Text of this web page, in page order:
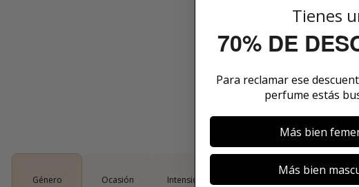
Género Ocasión Intensidad
Tienes
70% DE
Para reclamar ese
perfume estás
Más bien
Más bien